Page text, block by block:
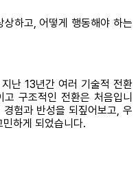
하고, 어떻게 행동해야 하는
난 13년간 여러 기술적 전환
구조적인 전환은 처음입니
험과 반성을 되짚어보고, 우
하게 되었습니다.